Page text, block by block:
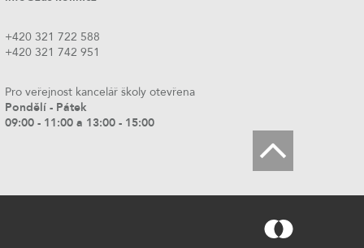
+420 321 722 588
+420 321 742 951
Pro veřejnost kancelář školy otevřena
Pondělí - Pátek
09:00 - 11:00 a 13:00 - 15:00